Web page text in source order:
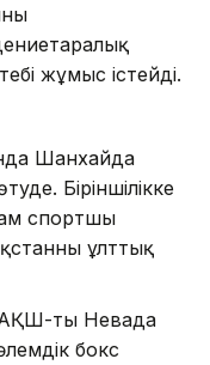
жұмыс істейді.
Шанхайда
Біріншілікке
спортшы
ұлттық
АҚШ-тың Невада
бокс